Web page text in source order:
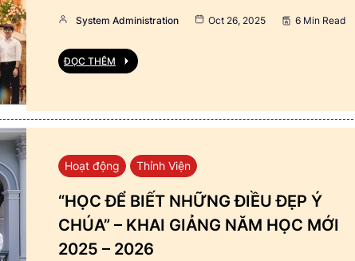
System Administration Oct 26, 2025 6 Min Read
ĐỌC THÊM
Hoạt động Thỉnh Viện
“HỌC ĐỂ BIẾT NHỮNG ĐIỀU ĐẸP Ý
CHÚA” – KHAI GIẢNG NĂM HỌC MỚI
2025 – 2026